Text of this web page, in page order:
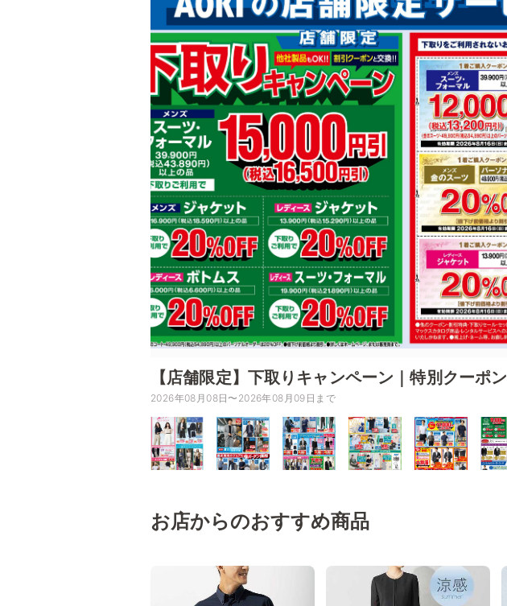
【店舗限定】下取りキャンペーン｜特別クーポン
2026年08月08日〜2026年08月09日まで
お店からのおすすめ商品